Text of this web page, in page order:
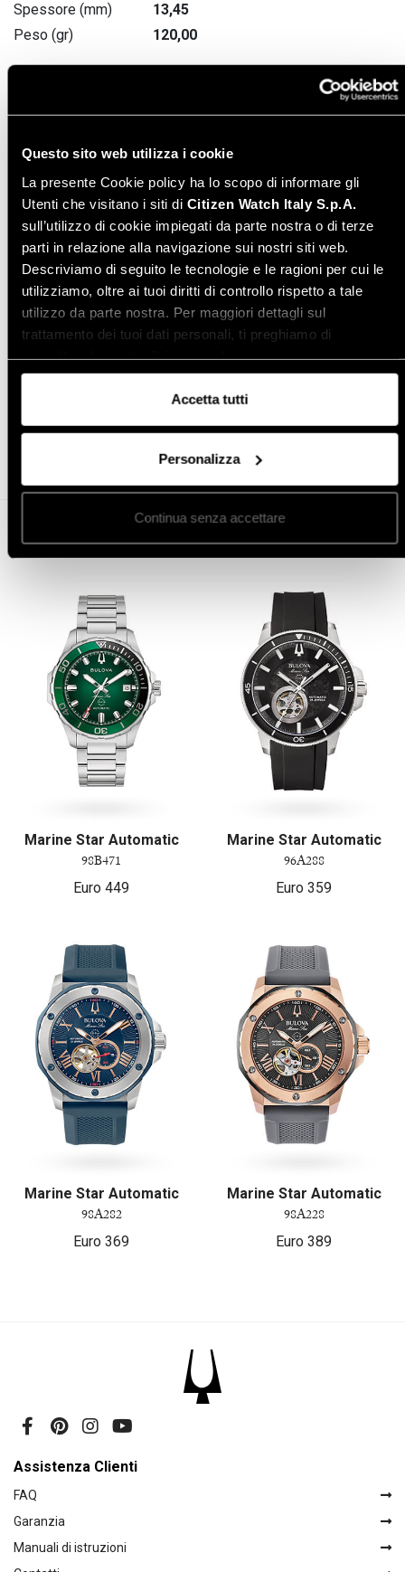
Questo sito web utilizza i cookie
La presente Cookie policy ha lo scopo di informare gli
Utenti che visitano i siti di Citizen Watch Italy S.p.A.
sull’utilizzo di cookie impiegati da parte nostra o di terze
parti in relazione alla navigazione sui nostri siti web.
Descriviamo di seguito le tecnologie e le ragioni per cui le
utilizziamo, oltre ai tuoi diritti di controllo rispetto a tale
utilizzo da parte nostra. Per maggiori dettagli sul
trattamento dei tuoi dati personali, ti preghiamo di
Accetta tutti
Personalizza
Continua senza accettare
Spessore (mm)
13,45
Peso (gr)
120,00
Manuale di istruzione
Instruction manual -
English
Download PDF
Varianti modello
Condividi
Altro in orologi da uomo
Marine Star Automatic
98B471
Euro 449
Marine Star Automatic
96A288
Euro 359
Marine Star Automatic
98A282
Euro 369
Marine Star Automatic
98A228
Euro 389
Assistenza Clienti
FAQ
Garanzia
Manuali di istruzioni